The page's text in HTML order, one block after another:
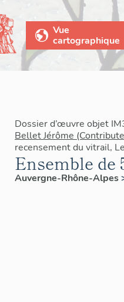
Vue
cartographique
Dossier d’œuvre objet
Bellet Jérôme
recensement du vitrail,
Ensemble de
Auvergne-Rhône-Alpes